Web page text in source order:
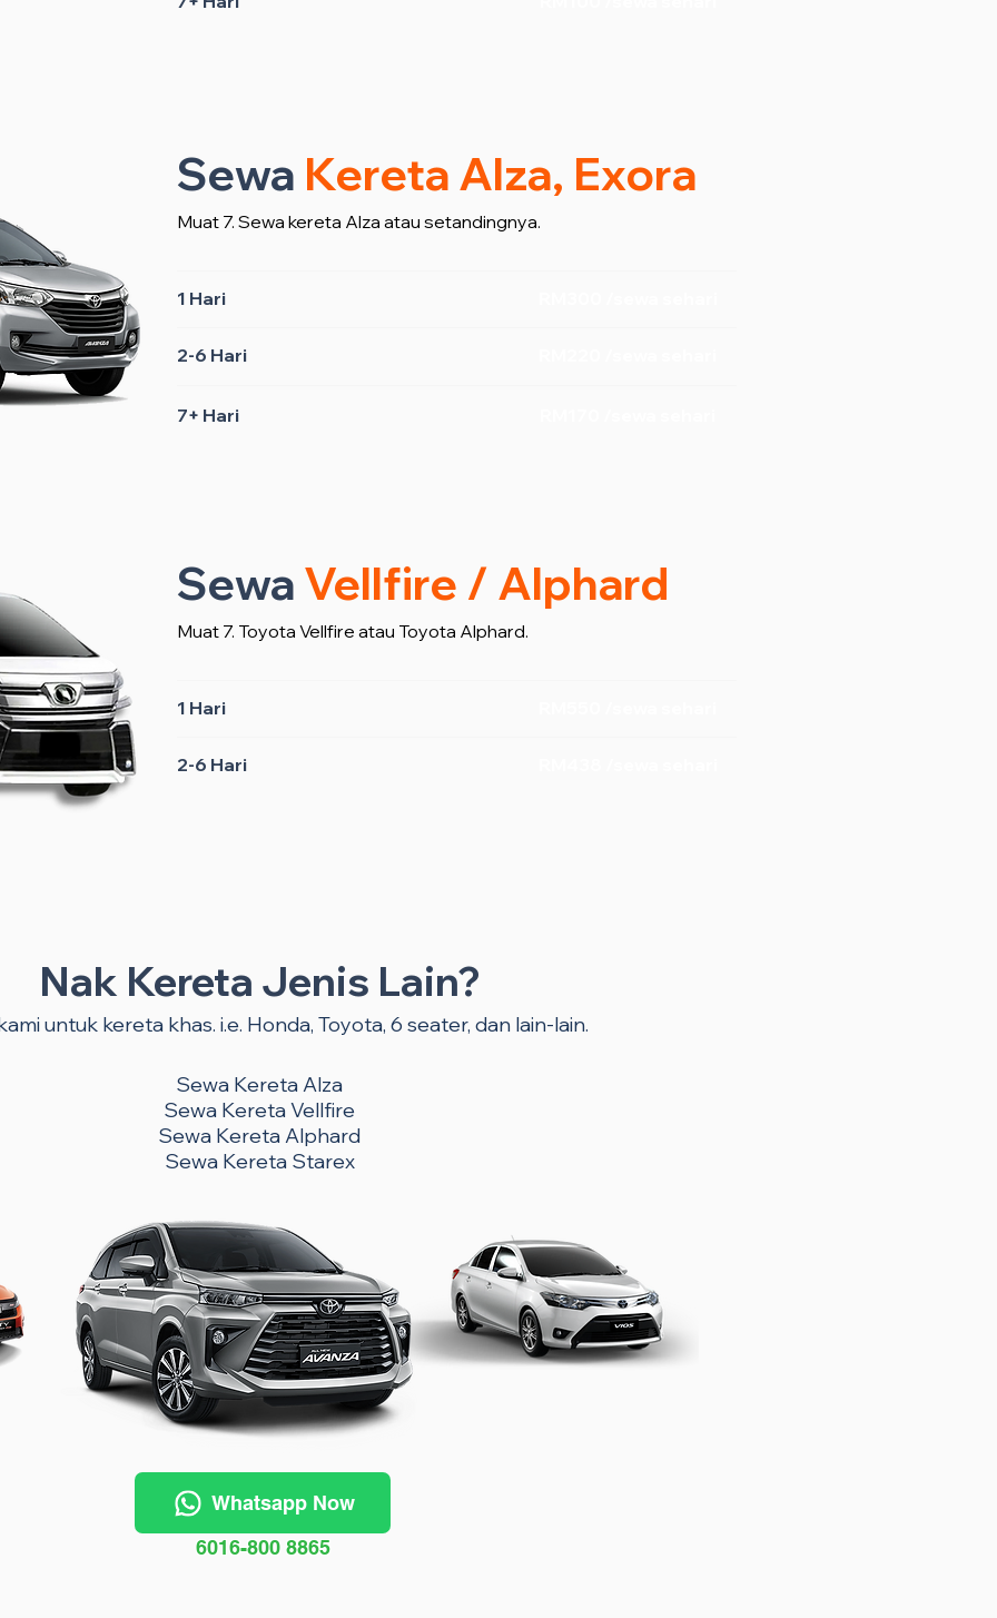
Sewa Kereta Alza, Exora
Muat 7. Sewa kereta Alza atau setandingnya.
1 Hari
2-6 Hari
7+ Hari
Sewa Vellfire / Alphard
Muat 7. Toyota Vellfire atau Toyota Alphard.
1 Hari
2-6 Hari
Nak Kereta Jenis Lain?
untuk kereta khas. i.e. Honda, Toyota, 6 seater, dan lain-lain.
Sewa Kereta Alza
Sewa Kereta Vellfire
Sewa Kereta Alphard
Sewa Kereta Starex
Whatsapp Now
6016-800 8865